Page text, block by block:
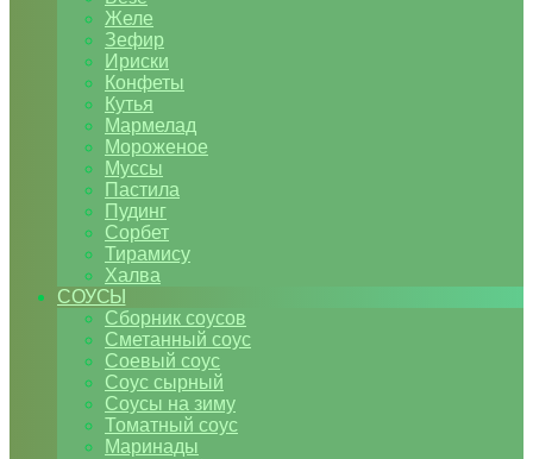
Желе
Зефир
Ириски
Конфеты
Кутья
Мармелад
Мороженое
Муссы
Пастила
Пудинг
Сорбет
Тирамису
Халва
СОУСЫ
Сборник соусов
Сметанный соус
Соевый соус
Соус сырный
Соусы на зиму
Томатный соус
Маринады